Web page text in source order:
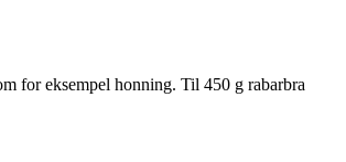
for eksempel honning. Til 450 g rabarbra